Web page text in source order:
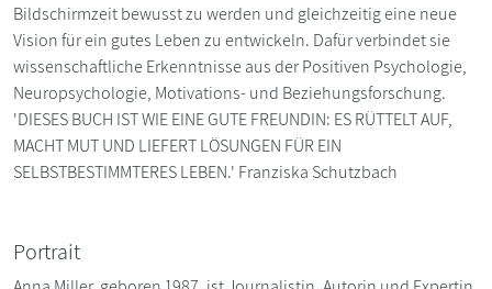
Bildschirmzeit bewusst zu werden und gleichzeitig eine neue
Vision für ein gutes Leben zu entwickeln. Dafür verbindet sie
wissenschaftliche Erkenntnisse aus der Positiven Psychologie,
Neuropsychologie, Motivations- und Beziehungsforschung.
'DIESES BUCH IST WIE EINE GUTE FREUNDIN: ES RÜTTELT AUF,
MACHT MUT UND LIEFERT LÖSUNGEN FÜR EIN
SELBSTBESTIMMTERES LEBEN.' Franziska Schutzbach
Portrait